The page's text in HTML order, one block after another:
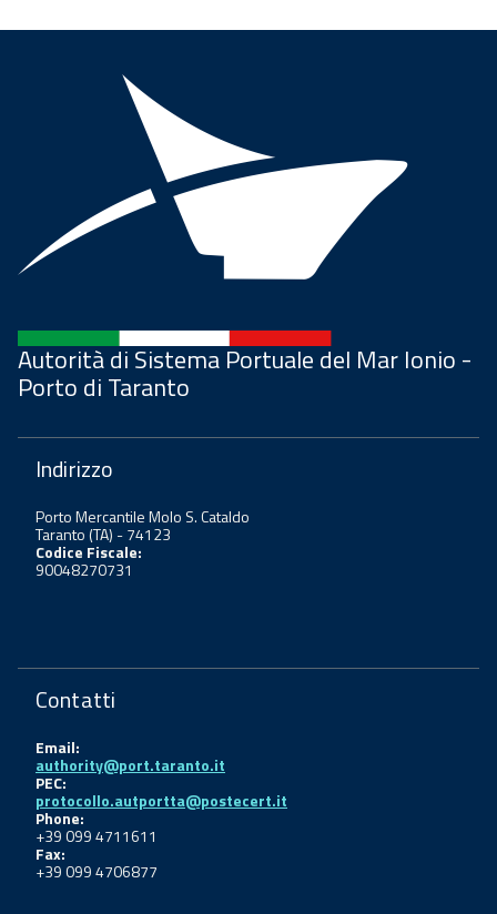
Autorità di Sistema Portuale del Mar Ionio -
Porto di Taranto
Indirizzo
Porto Mercantile Molo S. Cataldo
Taranto (TA) - 74123
Codice Fiscale:
90048270731
Contatti
Email:
authority@port.taranto.it
PEC:
protocollo.autportta@postecert.it
Phone:
+39 099 4711611
Fax:
+39 099 4706877